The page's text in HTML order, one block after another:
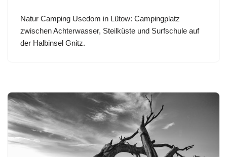
Natur Camping Usedom in Lütow: Campingplatz
zwischen Achterwasser, Steilküste und Surfschule auf
der Halbinsel Gnitz.